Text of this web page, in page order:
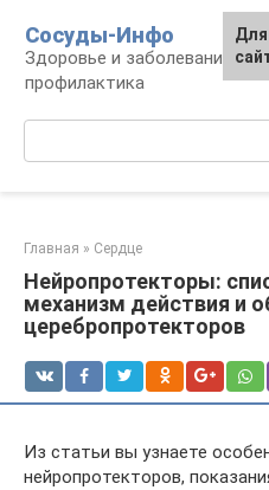
контенту
Сосуды-Инфо
Здоровье и заболевания
профилактика
Главная » Сердце
Нейропротекторы:
механизм действия и
церебропротекторов
Из статьи вы узнаете
нейропротекторов,